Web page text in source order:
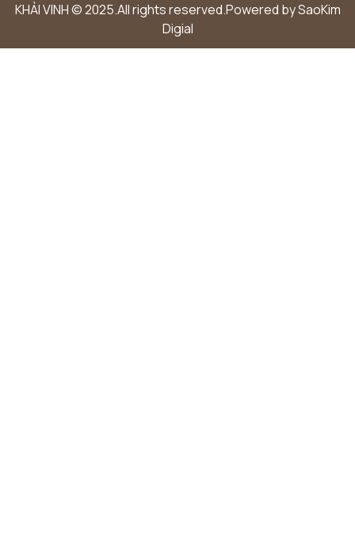
KHẢI VINH © 2025.All rights reserved.Powered bySaoKim
Digial